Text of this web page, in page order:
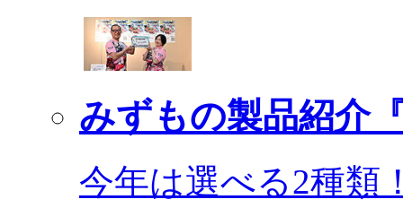
みずもの製品紹介
今年は選べる2種類